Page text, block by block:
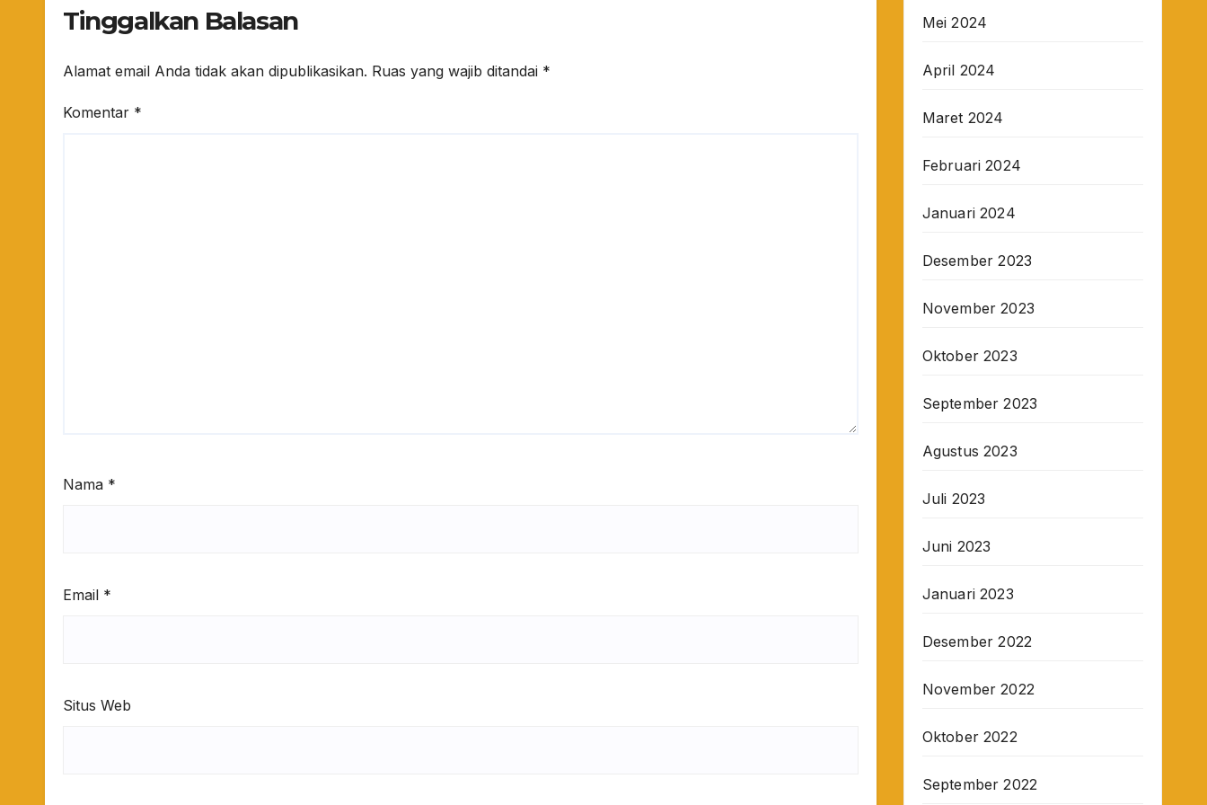
Tinggalkan Balasan
Alamat email Anda tidak akan dipublikasikan. Ruas yang wajib ditandai *
Komentar *
Nama *
Email *
Situs Web
Mei 2024
April 2024
Maret 2024
Februari 2024
Januari 2024
Desember 2023
November 2023
Oktober 2023
September 2023
Agustus 2023
Juli 2023
Juni 2023
Januari 2023
Desember 2022
November 2022
Oktober 2022
September 2022